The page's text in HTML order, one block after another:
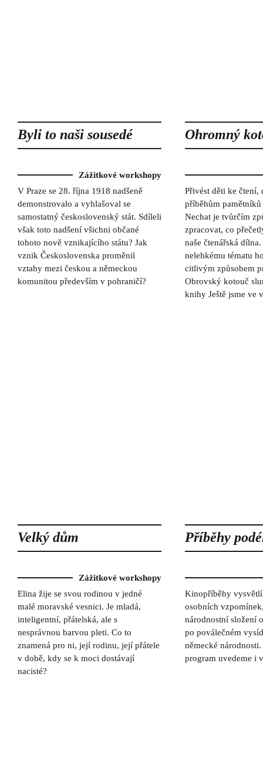
Byli to naši sousedé
Zážitkové workshopy
V Praze se 28. října 1918 nadšeně
demonstrovalo a vyhlašoval se
samostatný československý stát. Sdíleli
však toto nadšení všichni občané
tohoto nově vznikajícího státu? Jak
vznik Československa proměnil
vztahy mezi českou a německou
komunitou především v pohraničí?
Ohromný
Přivést děti ke čtení,
příběhům
Nechat je tvůrčím
zpracovat, co
naše čtenářská
nelehkému tématu
citlivým způsobem
Obrovský kotouč
knihy Ještě jsme ve
Velký dům
Zážitkové workshopy
Elina žije se svou rodinou v jedné
malé moravské vesnici. Je mladá,
inteligentní, přátelská, ale s
nesprávnou barvou pleti. Co to
znamená pro ni, její rodinu, její přátele
v době, kdy se k moci dostávají
nacisté?
Příběhy
Kinopříběhy
osobních
národnostní složení
po poválečném
německé
program uvedeme i